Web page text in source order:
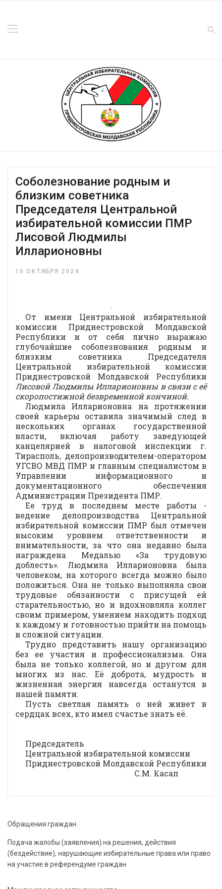
Соболезнование родным и
близким советника
Председателя Центральной
избирательной комиссии ПМР
Лисовой Людмилы
Илларионовны
16 ОКТЯБРЯ 2024
От имени Центральной избирательной
комиссии Приднестровской Молдавской
Республики и от себя лично выражаю
глубочайшие соболезнования родным и
близким советника Председателя
Центральной избирательной комиссии
Приднестровской Молдавской Республики
Лисовой Людмилы Илларионовны в связи с её
скоропостижной безвременной кончиной.
Людмила Илларионовна на протяжении
своей карьеры оставила значимый след в
нескольких органах государственной
власти, включая работу заведующей
канцелярией в налоговой инспекции г.
Тирасполь, делопроизводителем-оператором
УГСВО МВД ПМР и главным специалистом в
Управлении информационного и
документационного обеспечения
Администрации Президента ПМР.
Ее труд в последнем месте работы -
ведение делопроизводства Центральной
избирательной комиссии ПМР был отмечен
высоким уровнем ответственности и
внимательности, за что она недавно была
награждена Медалью «За трудовую
доблесть». Людмила Илларионовна была
человеком, на которого всегда можно было
положиться. Она не только выполняла свои
трудовые обязанности с присущей ей
старательностью, но и вдохновляла коллег
своим примером, умением находить подход
к каждому и готовностью прийти на помощь
в сложной ситуации.
Трудно представить нашу организацию
без ее участия и профессионализма. Она
была не только коллегой, но и другом для
многих из нас. Её доброта, мудрость и
жизненная энергия навсегда останутся в
нашей памяти.
Пусть светлая память о ней живет в
сердцах всех, кто имел счастье знать её.
Председатель
Центральной избирательной комиссии
Приднестровской Молдавской Республики
С.М. Касап
Обращения граждан
Подача жалобы (заявления) на решения, действия
(бездействие), нарушающие избирательные права или право
на участие в референдуме граждан